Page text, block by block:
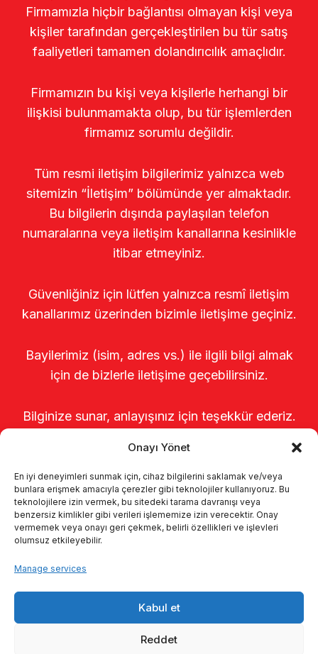
Onayı Yönet
En iyi deneyimleri sunmak için, cihaz bilgilerini saklamak ve/veya
bunlara erişmek amacıyla çerezler gibi teknolojiler kullanıyoruz. Bu
teknolojilere izin vermek, bu sitedeki tarama davranışı veya
benzersiz kimlikler gibi verileri işlememize izin verecektir. Onay
vermemek veya onayı geri çekmek, belirli özellikleri ve işlevleri
olumsuz etkileyebilir.
Manage services
Kabul et
Reddet
Firmamızla hiçbir bağlantısı olmayan kişi veya
kişiler tarafından gerçekleştirilen bu tür satış
faaliyetleri tamamen dolandırıcılık amaçlıdır.
Firmamızın bu kişi veya kişilerle herhangi bir
ilişkisi bulunmamakta olup, bu tür işlemlerden
firmamız sorumlu değildir.
Tüm resmi iletişim bilgilerimiz yalnızca web
sitemizin “İletişim” bölümünde yer almaktadır.
Bu bilgilerin dışında paylaşılan telefon
numaralarına veya iletişim kanallarına kesinlikle
itibar etmeyiniz.
Güvenliğiniz için lütfen yalnızca resmî iletişim
kanallarımız üzerinden bizimle iletişime geçiniz.
Bayilerimiz (isim, adres vs.) ile ilgili bilgi almak
için de bizlerle iletişime geçebilirsiniz.
Bilginize sunar, anlayışınız için teşekkür ederiz.
Kalite politikamız